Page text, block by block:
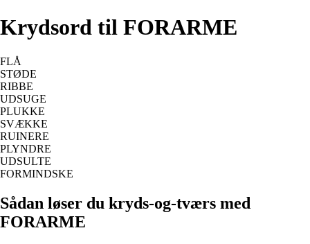
Krydsord til FORARME
FLÅ
STØDE
RIBBE
UDSUGE
PLUKKE
SVÆKKE
RUINERE
PLYNDRE
UDSULTE
FORMINDSKE
Sådan løser du kryds-og-tværs med
FORARME